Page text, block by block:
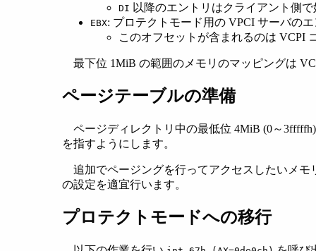
DI 以降のエントリはクライアント側
EBX: プロテクトモード用の VPCI サーバの
このオフセットが含まれるのは VCPI
最下位 1MiB の範囲のメモリのマッピングは
ページテーブルの準備
ページディレクトリ中の最低位 4MiB (0～
を指すようにします。
追加でページングを行ってアクセスしたいメ
の設定を適宜行います。
プロテクトモードへの移行